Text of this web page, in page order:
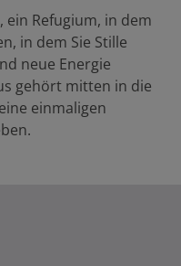
ein Refugium, in dem
in dem Sie Stille
neue Energie
gehört mitten in die
einmaligen